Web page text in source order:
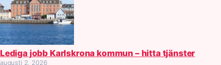
Lediga jobb Karlskrona kommun – hitta tjänster
augusti 2, 2026